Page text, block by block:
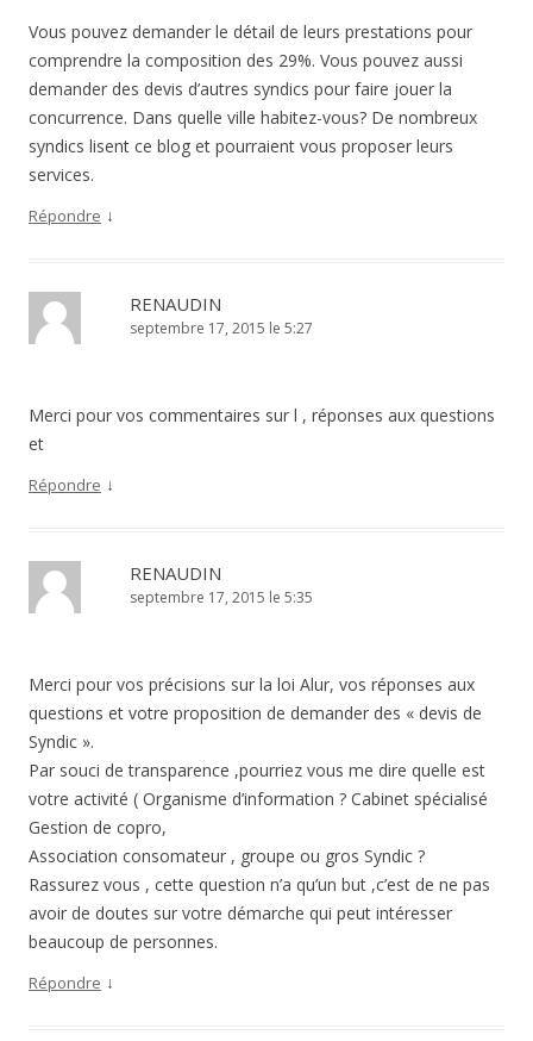
Vous pouvez demander le détail de leurs prestations pour
comprendre la composition des 29%. Vous pouvez aussi
demander des devis d’autres syndics pour faire jouer la
concurrence. Dans quelle ville habitez-vous? De nombreux
syndics lisent ce blog et pourraient vous proposer leurs
services.
Répondre ↓
RENAUDIN
septembre 17, 2015 le 5:27
Merci pour vos commentaires sur l , réponses aux questions
et
Répondre ↓
RENAUDIN
septembre 17, 2015 le 5:35
Merci pour vos précisions sur la loi Alur, vos réponses aux
questions et votre proposition de demander des « devis de
Syndic ».
Par souci de transparence ,pourriez vous me dire quelle est
votre activité ( Organisme d’information ? Cabinet spécialisé
Gestion de copro,
Association consomateur , groupe ou gros Syndic ?
Rassurez vous , cette question n’a qu’un but ,c’est de ne pas
avoir de doutes sur votre démarche qui peut intéresser
beaucoup de personnes.
Répondre ↓